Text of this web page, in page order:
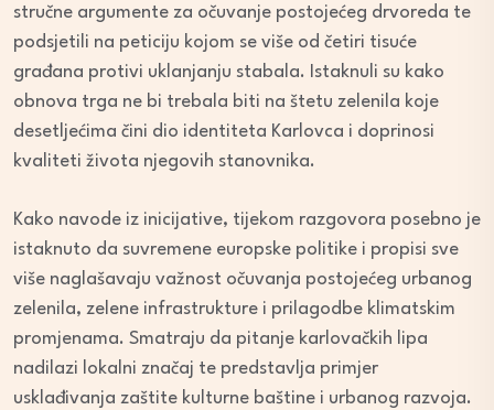
stručne argumente za očuvanje postojećeg drvoreda te
podsjetili na peticiju kojom se više od četiri tisuće
građana protivi uklanjanju stabala. Istaknuli su kako
obnova trga ne bi trebala biti na štetu zelenila koje
desetljećima čini dio identiteta Karlovca i doprinosi
kvaliteti života njegovih stanovnika.
Kako navode iz inicijative, tijekom razgovora posebno je
istaknuto da suvremene europske politike i propisi sve
više naglašavaju važnost očuvanja postojećeg urbanog
zelenila, zelene infrastrukture i prilagodbe klimatskim
promjenama. Smatraju da pitanje karlovačkih lipa
nadilazi lokalni značaj te predstavlja primjer
usklađivanja zaštite kulturne baštine i urbanog razvoja.